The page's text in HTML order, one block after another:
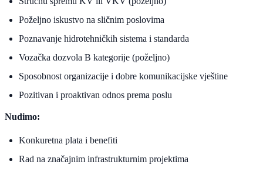
Poželjno iskustvo na sličnim poslovima
Poznavanje hidrotehničkih sistema i standarda
Vozačka dozvola B kategorije (poželjno)
Sposobnost organizacije i dobre komunikacijske vještine
Pozitivan i proaktivan odnos prema poslu
Nudimo:
Konkuretna plata i benefiti
Rad na značajnim infrastrukturnim projektima